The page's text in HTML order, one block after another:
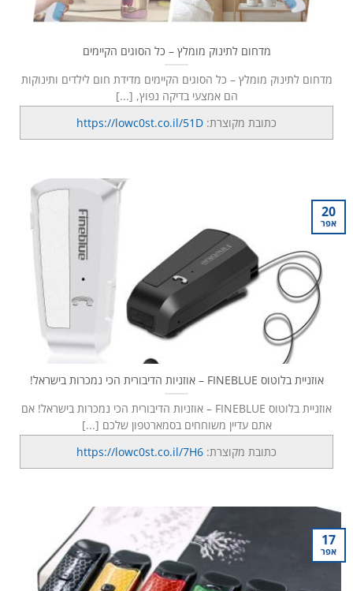
מדחום לתינוק מומלץ – כל הסוגים הקיימים
מדחום לתינוק מומלץ – כל הסוגים הקיימים מדידת חום לילדים ותינוקות
הם אמצעי בדיקה נפוץ, [...]
כתובת מקוצרת: https://lowc0st.co.il/51D
אוזניית בלוטוס FINEBLUE – אוזניות הדיבורית הכי נמכרות בישראל!
אוזניית בלוטוס FINEBLUE – אוזניות הדיבורית הכי נמכרות בישראל! אם
אתם עדיין משוחחים בסמארטפון שלכם [...]
כתובת מקוצרת: https://lowc0st.co.il/7H6
20
אפר
17
אפר